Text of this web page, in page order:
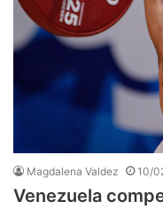
Magdalena Valdez 10/
Venezuela